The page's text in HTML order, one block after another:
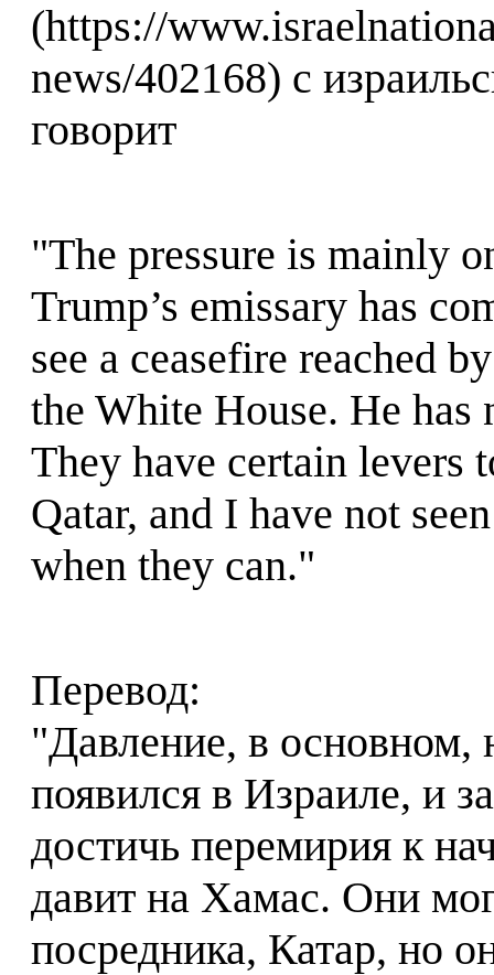
(https://
news/402168) с
говорит
"The pressure is mainly
Trump’s emissary has
see a ceasefire reached
the White House. He has
They have certain levers
Qatar, and I have not
when they can."
Перевод:
"Давление, в основном,
появился в Израиле, и
достичь перемирия к
давит на Хамас. Они
посредника, Катар, но